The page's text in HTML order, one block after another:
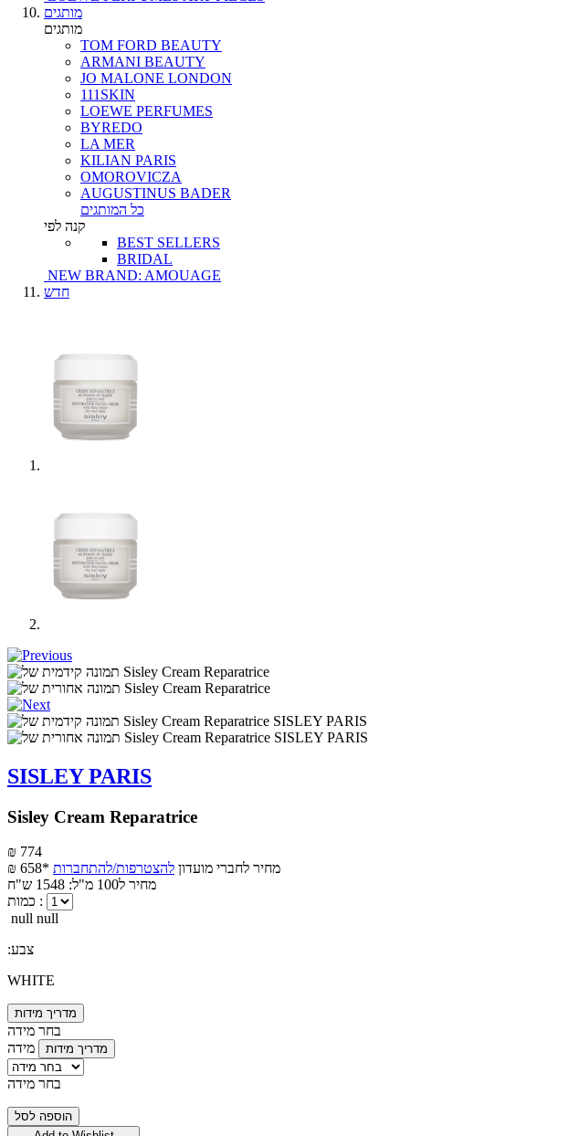
מותגים
מותגים
TOM FORD BEAUTY
ARMANI BEAUTY
JO MALONE LONDON
111SKIN
LOEWE PERFUMES
BYREDO
LA MER
KILIAN PARIS
OMOROVICZA
AUGUSTINUS BADER
כל המותגים
קנה לפי
BEST SELLERS
BRIDAL
NEW BRAND: AMOUAGE
חדש
SISLEY PARIS
Sisley Cream Reparatrice
₪ 774
₪ 658*
מחיר לחברי מועדון להצטרפות/להתחברות
מחיר ל100 מ"ל: 1548 ש"ח
כמות :
null null
:צבע
WHITE
מדריך מידות
בחר מידה
מידה
מדריך מידות
בחר מידה
הוספה לסל